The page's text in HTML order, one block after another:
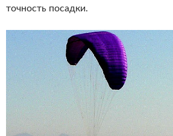
точность посадки.